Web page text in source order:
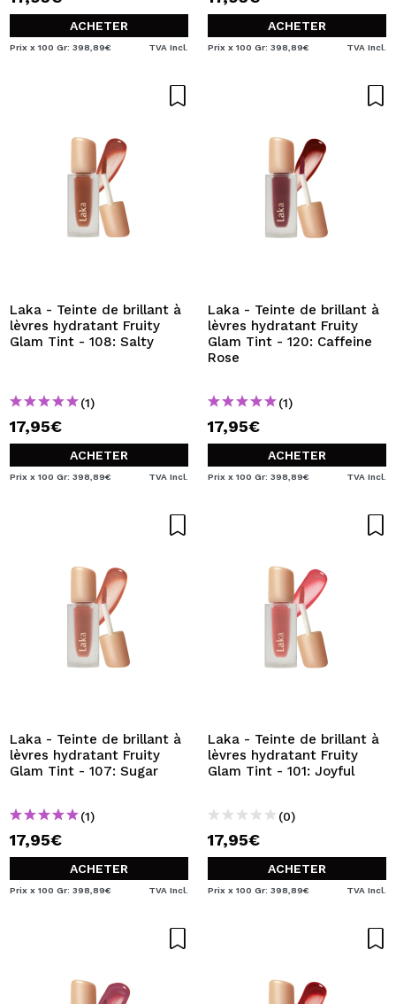
ACHETER
Prix x 100 Gr: 398,89€ TVA Incl.
ACHETER
Prix x 100 Gr: 398,89€ TVA Incl.
Laka - Teinte de brillant à
lèvres hydratant Fruity
Glam Tint - 108: Salty
(1)
17,95€
ACHETER
Prix x 100 Gr: 398,89€ TVA Incl.
Laka - Teinte de brillant à
lèvres hydratant Fruity
Glam Tint - 120: Caffeine
Rose
(1)
17,95€
ACHETER
Prix x 100 Gr: 398,89€ TVA Incl.
Laka - Teinte de brillant à
lèvres hydratant Fruity
Glam Tint - 107: Sugar
(1)
17,95€
ACHETER
Prix x 100 Gr: 398,89€ TVA Incl.
Laka - Teinte de brillant à
lèvres hydratant Fruity
Glam Tint - 101: Joyful
(0)
17,95€
ACHETER
Prix x 100 Gr: 398,89€ TVA Incl.